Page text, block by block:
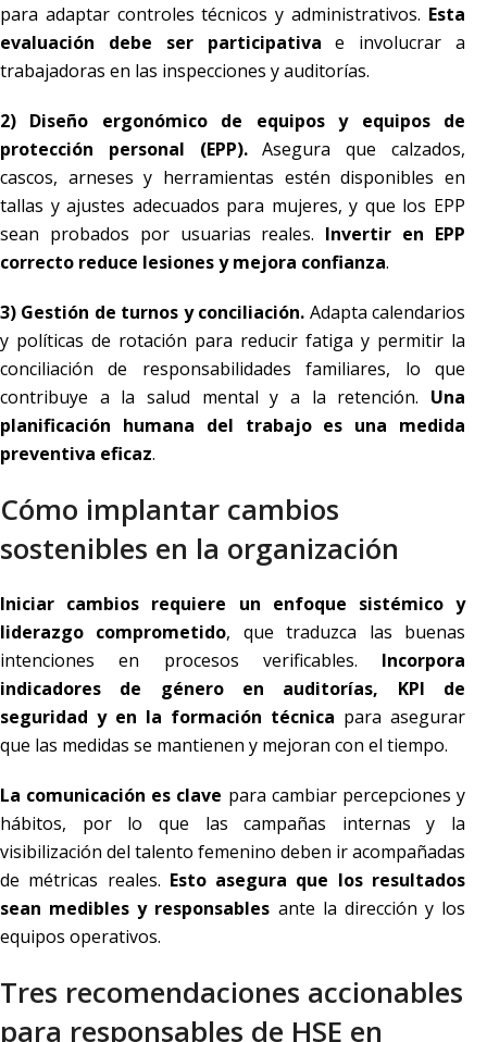
para adaptar controles técnicos y administrativos. Esta
evaluación debe ser participativa e involucrar a
trabajadoras en las inspecciones y auditorías.
2) Diseño ergonómico de equipos y equipos de
protección personal (EPP).Asegura que calzados,
cascos, arneses y herramientas estén disponibles en
tallas y ajustes adecuados para mujeres, y que los EPP
sean probados por usuarias reales. Invertir en EPP
correcto reduce lesiones y mejora confianza.
3) Gestión de turnos y conciliación. Adapta calendarios
y políticas de rotación para reducir fatiga y permitir la
conciliación de responsabilidades familiares, lo que
contribuye a la salud mental y a la retención. Una
planificación humana del trabajo es una medida
preventiva eficaz.
Cómo implantar cambios
sostenibles en la organización
Iniciar cambios requiere un enfoque sistémico y
liderazgo comprometido, que traduzca las buenas
intenciones en procesos verificables. Incorpora
indicadores de género en auditorías, KPI de
seguridad y en la formación técnica para asegurar
que las medidas se mantienen y mejoran con el tiempo.
La comunicación es clave para cambiar percepciones y
hábitos, por lo que las campañas internas y la
visibilización del talento femenino deben ir acompañadas
de métricas reales. Esto asegura que los resultados
sean medibles y responsables ante la dirección y los
equipos operativos.
Tres recomendaciones accionables
para responsables de HSE en